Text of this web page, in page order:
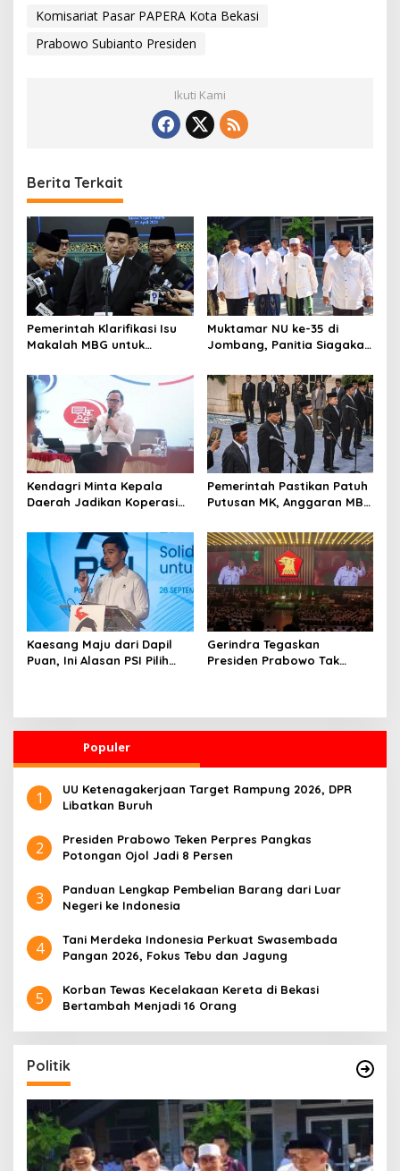
Komisariat Pasar PAPERA Kota Bekasi
Prabowo Subianto Presiden
Ikuti Kami
Berita Terkait
Pemerintah Klarifikasi Isu
Makalah MBG untuk
Perdamaian 2026
Muktamar NU ke-35 di
Jombang, Panitia Siagakan
Kendagri Minta Kepala
Daerah Jadikan Koperasi
Ekonomi Desa
Pemerintah Pastikan Patuh
Putusan MK, Anggaran MBG
Pendidikan
Kaesang Maju dari Dapil
Puan, Ini Alasan PSI Pilih
Gerindra Tegaskan
Presiden Prabowo Tak
Populer
1
UU Ketenagakerjaan Target Rampung 2026, DPR
Libatkan Buruh
2
Presiden Prabowo Teken Perpres Pangkas
Potongan Ojol Jadi 8 Persen
3
Panduan Lengkap Pembelian Barang dari Luar
Negeri ke Indonesia
4
Tani Merdeka Indonesia Perkuat Swasembada
Pangan 2026, Fokus Tebu dan Jagung
5
Korban Tewas Kecelakaan Kereta di Bekasi
Bertambah Menjadi 16 Orang
Politik